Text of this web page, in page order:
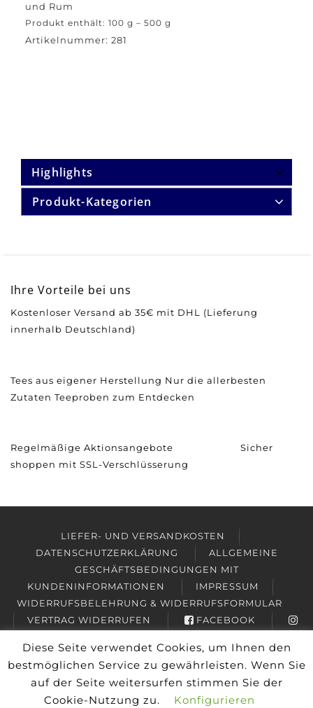
und Rum
Produkt enthält: 100 g – 500 g
Artikelnummer: 281
Highlights
Produkt-Kategorien
Ihre Vorteile bei uns
Kostenloser Versand ab 35€ mit DHL (Lieferung
innerhalb Deutschland)
Tees aus eigener Herstellung Nur die allerbesten
Zutaten Teeproben zum Entdecken
Regelmäßige Aktionsangebote Sicher
shoppen mit SSL-Verschlüsserung
LIEFER- UND VERSANDKOSTEN
DATENSCHUTZERKLÄRUNG
ALLGEMEINE
GESCHÄFTSBEDINGUNGEN MIT
KUNDENINFORMATIONEN
IMPRESSUM
WIDERRUFSBELEHRUNG & WIDERRUFSFORMULAR
VERTRAG WIDERRUFEN
FACEBOOK
Copyright © 2026 Friesisches Teehaus Wyk
Alle Preise inkl. der gesetzlichen MwSt.
Diese Seite verwendet Cookies, um Ihnen den
bestmöglichen Service zu gewährleisten. Wenn Sie
auf der Seite weitersurfen stimmen Sie der
Cookie-Nutzung zu.
Konfigurieren